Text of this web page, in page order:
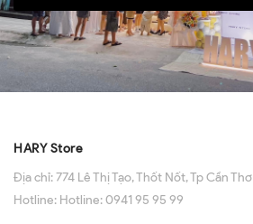
HARY Store
Địa chỉ:774 Lê Thị Tạo, Thốt Nốt, Tp Cần Thơ
Hotline: Hotline: 0941 95 95 99